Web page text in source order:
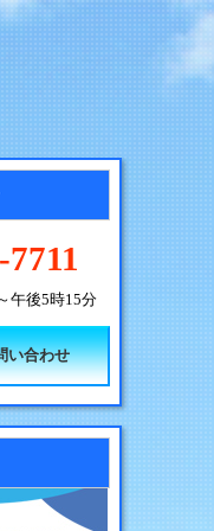
午後5時15分
い合わせ